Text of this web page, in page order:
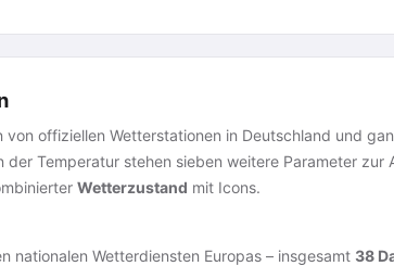
offiziellen Wetterstationen in Deutschland und
Temperatur stehen sieben weitere Parameter zur
Wetterzustand mit Icons.
nationalen Wetterdiensten Europas – insgesamt 38